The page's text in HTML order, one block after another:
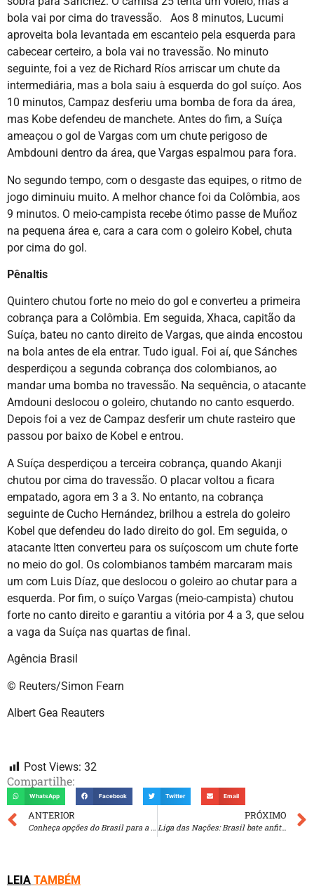
bola vai por cima do travessão. Aos 8 minutos, Lucumi
aproveita bola levantada em escanteio pela esquerda para
cabecear certeiro, a bola vai no travessão. No minuto
seguinte, foi a vez de Richard Ríos arriscar um chute da
intermediária, mas a bola saiu à esquerda do gol suíço. Aos
10 minutos, Campaz desferiu uma bomba de fora da área,
mas Kobe defendeu de manchete. Antes do fim, a Suíça
ameaçou o gol de Vargas com um chute perigoso de
Ambdouni dentro da área, que Vargas espalmou para fora.
No segundo tempo, com o desgaste das equipes, o ritmo de
jogo diminuiu muito. A melhor chance foi da Colômbia, aos
9 minutos. O meio-campista recebe ótimo passe de Muñoz
na pequena área e, cara a cara com o goleiro Kobel, chuta
por cima do gol.
Pênaltis
Quintero chutou forte no meio do gol e converteu a primeira
cobrança para a Colômbia. Em seguida, Xhaca, capitão da
Suíça, bateu no canto direito de Vargas, que ainda encostou
na bola antes de ela entrar. Tudo igual. Foi aí, que Sánches
desperdiçou a segunda cobrança dos colombianos, ao
mandar uma bomba no travessão. Na sequência, o atacante
Amdouni deslocou o goleiro, chutando no canto esquerdo.
Depois foi a vez de Campaz desferir um chute rasteiro que
passou por baixo de Kobel e entrou.
A Suíça desperdiçou a terceira cobrança, quando Akanji
chutou por cima do travessão. O placar voltou a ficara
empatado, agora em 3 a 3. No entanto, na cobrança
seguinte de Cucho Hernández, brilhou a estrela do goleiro
Kobel que defendeu do lado direito do gol. Em seguida, o
atacante Itten converteu para os suíçoscom um chute forte
no meio do gol. Os colombianos também marcaram mais
um com Luis Díaz, que deslocou o goleiro ao chutar para a
esquerda. Por fim, o suíço Vargas (meio-campista) chutou
forte no canto direito e garantiu a vitória por 4 a 3, que selou
a vaga da Suíça nas quartas de final.
Agência Brasil
© Reuters/Simon Fearn
Albert Gea Reauters
Post Views: 32
Compartilhe:
WhatsApp Facebook Twitter Email
ANTERIOR PRÓXIMO
Liga das Nações: Brasil bate anfitrião Japão em abertura de 3ª semana
LEIA TAMBÉM